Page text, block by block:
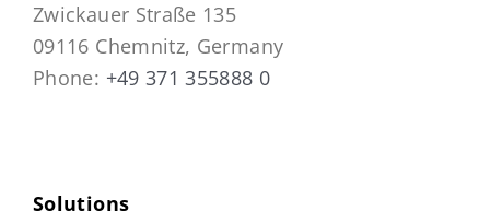
Zwickauer Straße 135
09116 Chemnitz, Germany
Phone: +49 371 355888 0
Solutions